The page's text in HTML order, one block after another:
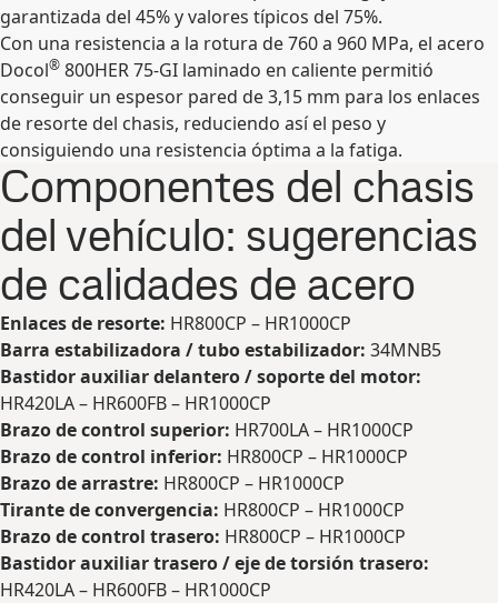
garantizada del 45% y valores típicos del 75%.
Con una resistencia a la rotura de 760 a 960 MPa, el acero
Docol® 800HER 75-GI laminado en caliente permitió
conseguir un espesor pared de 3,15 mm para los enlaces
de resorte del chasis, reduciendo así el peso y
consiguiendo una resistencia óptima a la fatiga.
Componentes del chasis
del vehículo: sugerencias
de calidades de acero
Enlaces de resorte: HR800CP – HR1000CP
Barra estabilizadora / tubo estabilizador: 34MNB5
Bastidor auxiliar delantero/ soporte del motor:
HR420LA – HR600FB – HR1000CP
Brazo de control superior: HR700LA – HR1000CP
Brazo de control inferior: HR800CP – HR1000CP
Brazo de arrastre: HR800CP – HR1000CP
Tirante de convergencia: HR800CP – HR1000CP
Brazo de control trasero: HR800CP – HR1000CP
Bastidor auxiliar trasero / eje de torsión trasero:
HR420LA – HR600FB – HR1000CP